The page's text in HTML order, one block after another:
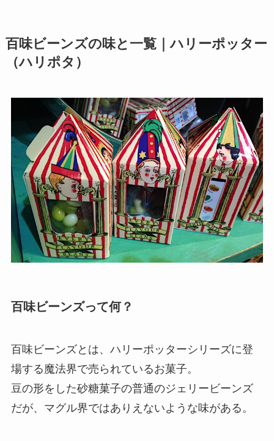
百味ビーンズの味と一覧｜ハリーポッター
（ハリポタ）
百味ビーンズって何？
百味ビーンズとは、ハリーポッターシリーズに登
場する魔法界で売られているお菓子。
豆の形をした砂糖菓子の普通のジェリービーンズ
だが、マグル界ではありえないような味がある。